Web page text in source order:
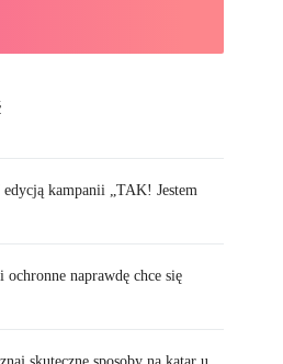
kampanii „TAK! Jestem
naprawdę chce się